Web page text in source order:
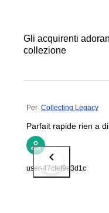
Gli acquirenti
collezione
Per Collecting Legacy
Parfait rapide rien a
user-47cfef9e3d1c